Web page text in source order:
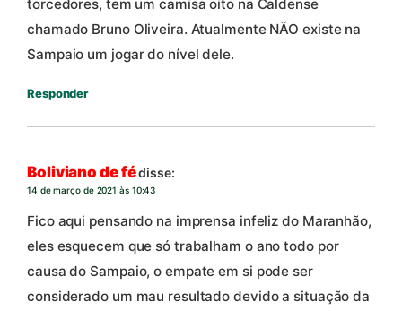
torcedores, tem um camisa oito na Caldense
chamado Bruno Oliveira. Atualmente NÃO existe na
Sampaio um jogar do nível dele.
Responder
Boliviano de fédisse:
14 de março de 2021 às 10:43
Fico aqui pensando na imprensa infeliz do Maranhão,
eles esquecem que só trabalham o ano todo por
causa do Sampaio, o empate em si pode ser
considerado um mau resultado devido a situação da